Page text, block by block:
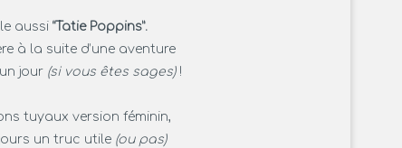
aussi “Tatie Poppins”.
à la suite d’une aventure
jour (si vous êtes sages) !
tuyaux version féminin,
un truc utile (ou pas)